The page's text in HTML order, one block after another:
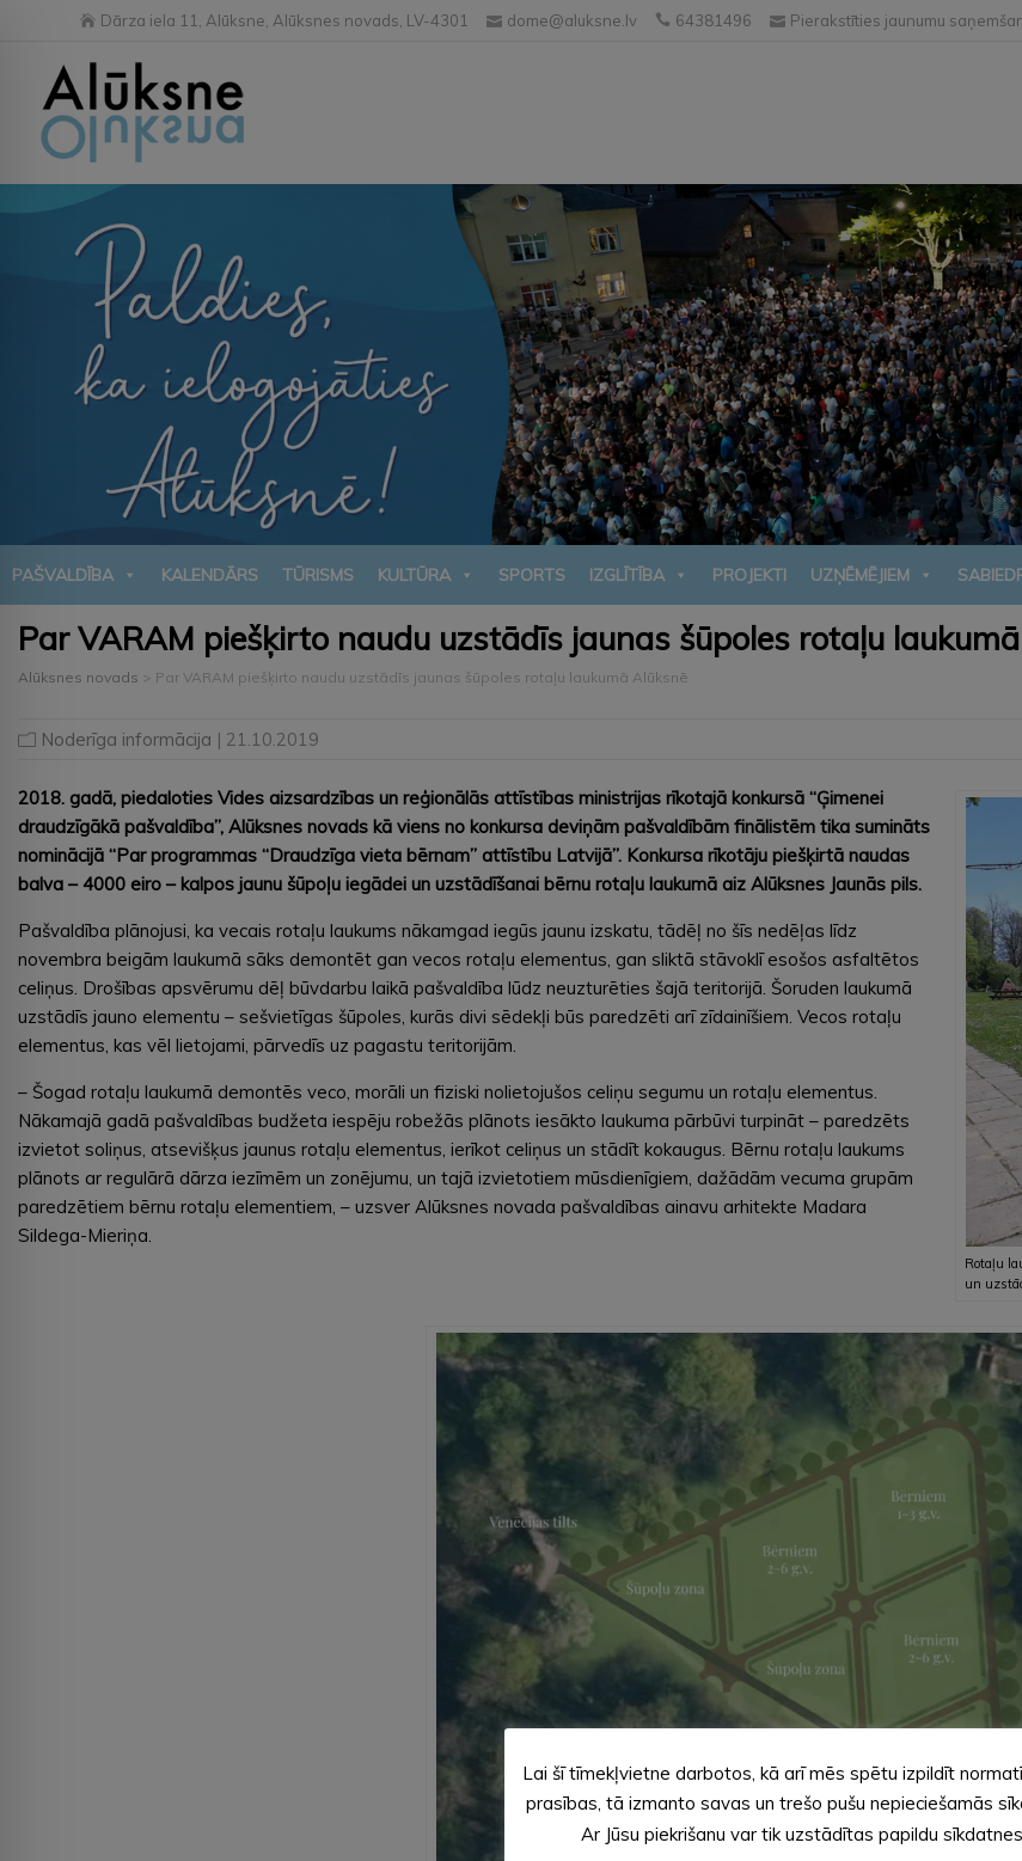
Dārza iela 11, Alūksne, Alūksnes novads, LV-4301 dome@aluksne.lv 64381496 Pierakstīties jaunumu
PAŠVALDĪBA KALENDĀRS TŪRISMS KULTŪRA SPORTS IZGLĪTĪBA PROJEKTI UZŅĒMĒJIEM
Par VARAM piešķirto naudu uzstādīs jaunas šūpoles rotaļu
Alūksnes novads > Par VARAM piešķirto naudu uzstādīs jaunas šūpoles rotaļu laukumā Alūksnē
Noderīga informācija | 21.10.2019
Rotaļu
un
2018. gadā, piedaloties Vides aizsardzības un reģionālās attīstības ministrijas rīkotajā konkursā “Ģimenei
draudzīgākā pašvaldība”, Alūksnes novads kā viens no konkursa deviņām pašvaldībām finālistēm tika sumināts
nominācijā “Par programmas “Draudzīga vieta bērnam” attīstību Latvijā”. Konkursa rīkotāju piešķirtā naudas
balva – 4000 eiro – kalpos jaunu šūpoļu iegādei un uzstādīšanai bērnu rotaļu laukumā aiz Alūksnes Jaunās pils.
Pašvaldība plānojusi, ka vecais rotaļu laukums nākamgad iegūs jaunu izskatu, tādēļ no šīs nedēļas līdz
novembra beigām laukumā sāks demontēt gan vecos rotaļu elementus, gan sliktā stāvoklī esošos asfaltētos
celiņus. Drošības apsvērumu dēļ būvdarbu laikā pašvaldība lūdz neuzturēties šajā teritorijā. Šoruden laukumā
uzstādīs jauno elementu – sešvietīgas šūpoles, kurās divi sēdekļi būs paredzēti arī zīdainīšiem. Vecos rotaļu
elementus, kas vēl lietojami, pārvedīs uz pagastu teritorijām.
– Šogad rotaļu laukumā demontēs veco, morāli un fiziski nolietojušos celiņu segumu un rotaļu elementus.
Nākamajā gadā pašvaldības budžeta iespēju robežās plānots iesākto laukuma pārbūvi turpināt – paredzēts
izvietot soliņus, atsevišķus jaunus rotaļu elementus, ierīkot celiņus un stādīt kokaugus. Bērnu rotaļu laukums
plānots ar regulārā dārza iezīmēm un zonējumu, un tajā izvietotiem mūsdienīgiem, dažādām vecuma grupām
paredzētiem bērnu rotaļu elementiem, – uzsver Alūksnes novada pašvaldības ainavu arhitekte Madara
Sildega-Mieriņa.
Lai šī tīmekļvietne darbotos, kā arī mēs spētu izpildīt
prasības, tā izmanto savas un trešo pušu nepieciešamās
Ar Jūsu piekrišanu var tik uzstādītas papildu sīkdatnes.